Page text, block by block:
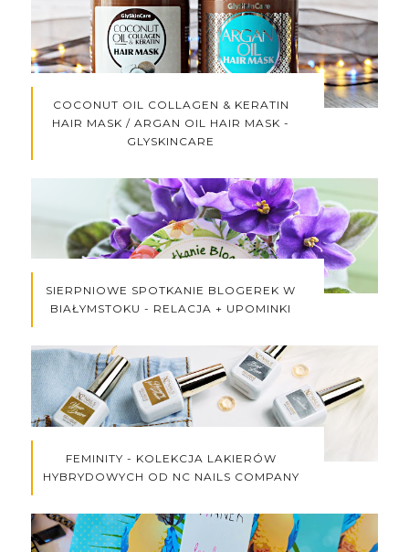
COCONUT OIL COLLAGEN & KERATIN
HAIR MASK / ARGAN OIL HAIR MASK -
GLYSKINCARE
SIERPNIOWE SPOTKANIE BLOGEREK W
BIAŁYMSTOKU - RELACJA + UPOMINKI
FEMINITY - KOLEKCJA LAKIERÓW
HYBRYDOWYCH OD NC NAILS COMPANY